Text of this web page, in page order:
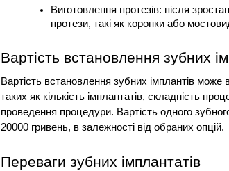
Виготовлення протезів: після
протези, такі як коронки або
Вартість встановлення зубних
Вартість встановлення зубних імплантів може
таких як кількість імплантатів, складність
проведення процедури. Вартість одного
20000 гривень, в залежності від обраних опцій.
Переваги зубних імплантатів